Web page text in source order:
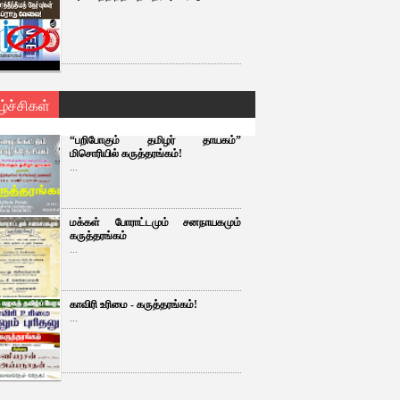
“பறிபோகும் தமிழர் தாயகம்”
மிசொரியில் கருத்தரங்கம்!
...
மக்கள் போராட்டமும் சனநாயகமும்
கருத்தரங்கம்
...
காவிரி உரிமை - கருத்தரங்கம்!
...